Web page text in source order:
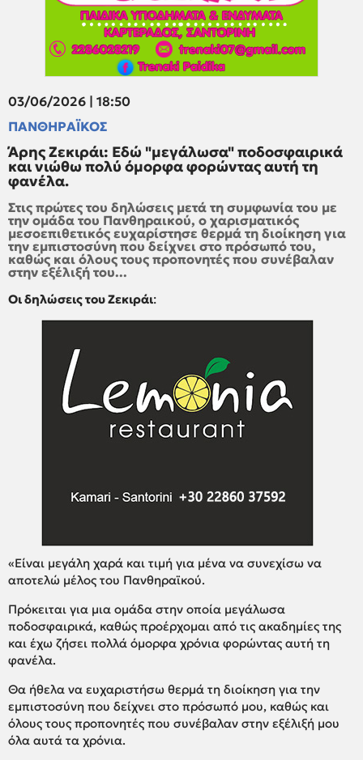
03/06/2026 | 18:50
ΠΑΝΘΗΡΑΪΚΟΣ
Άρης Ζεκιράι: Εδώ "μεγάλωσα" ποδοσφαιρικά
και νιώθω πολύ όμορφα φορώντας αυτή τη
φανέλα.
Στις πρώτες του δηλώσεις μετά τη συμφωνία του με
την ομάδα του Πανθηραικού, ο χαρισματικός
μεσοεπιθετικός ευχαρίστησε θερμά τη διοίκηση για
την εμπιστοσύνη που δείχνει στο πρόσωπό του,
καθώς και όλους τους προπονητές που συνέβαλαν
στην εξέλιξή του...
Οι δηλώσεις του Ζεκιράι:
«Είναι μεγάλη χαρά και τιμή για μένα να συνεχίσω να
αποτελώ μέλος του Πανθηραϊκού.
Πρόκειται για μια ομάδα στην οποία μεγάλωσα
ποδοσφαιρικά, καθώς προέρχομαι από τις ακαδημίες της
και έχω ζήσει πολλά όμορφα χρόνια φορώντας αυτή τη
φανέλα.
Θα ήθελα να ευχαριστήσω θερμά τη διοίκηση για την
εμπιστοσύνη που δείχνει στο πρόσωπό μου, καθώς και
όλους τους προπονητές που συνέβαλαν στην εξέλιξή μου
όλα αυτά τα χρόνια.